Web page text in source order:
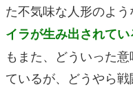
た不気味な人形のよう
イラが生み出されて
もまた、どういった
ているが、どうやら